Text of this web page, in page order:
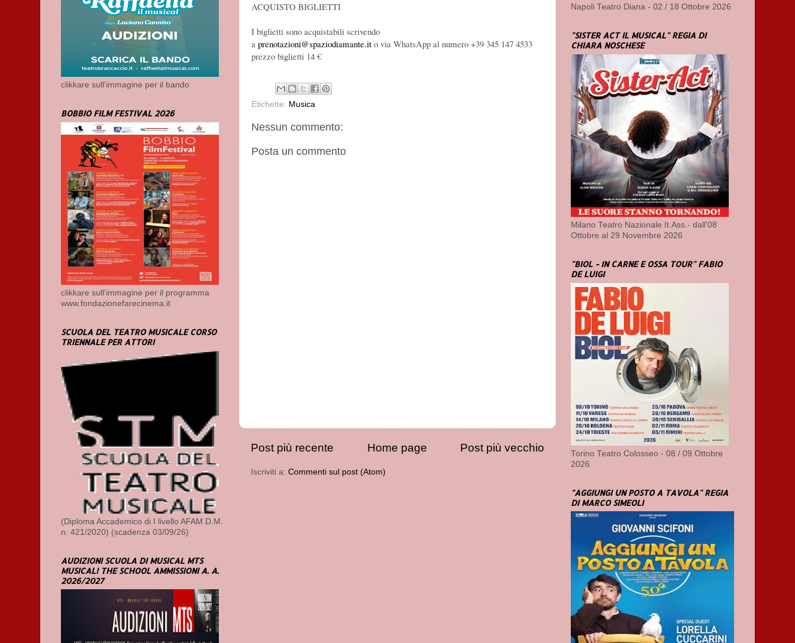
ACQUISTO BIGLIETTI
I biglietti sono acquistabili scrivendo
a prenotazioni@spaziodiamante.it o via WhatsApp al numero +39 345 147 4533
prezzo biglietti 14 €
Etichette: Musica
Nessun commento:
Posta un commento
Post più recente Post più vecchio
Home page
Iscriviti a: Commenti sul post (Atom)
clikkare sull'immagine per il bando
BOBBIO FILM FESTIVAL 2026
clikkare sull'immagine per il programma
www.fondazionefarecinema.it
SCUOLA DEL TEATRO MUSICALE CORSO
TRIENNALE PER ATTORI
(Diploma Accademico di I livello AFAM D.M.
n. 421/2020) (scadenza 03/09/26)
AUDIZIONI SCUOLA DI MUSICAL MTS
MUSICAL! THE SCHOOL AMMISSIONI A. A.
2026/2027
Napoli Teatro Diana - 02 / 18 Ottobre 2026
"SISTER ACT IL MUSICAL" REGIA DI
CHIARA NOSCHESE
Milano Teatro Nazionale It.Ass.- dall'08
Ottobre al 29 Novembre 2026
"BIOL - IN CARNE E OSSA TOUR" FABIO
DE LUIGI
Torino Teatro Colosseo - 08 / 09 Ottobre
2026
"AGGIUNGI UN POSTO A TAVOLA" REGIA
DI MARCO SIMEOLI